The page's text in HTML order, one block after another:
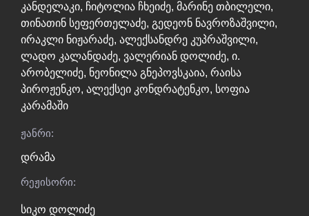
კანდელაკი, ჩიტოლია ჩხეიძე, მარინე თბილელი,
თინათინ სეფერთელაძე, გედეონ ნავროზაშვილი,
ირაკლი ნიჟარაძე, ალექსანდრე კუპრაშვილი,
ლადო კალანდაძე, ვალერიან დოლიძე, ი.
არობელიძე, ნეონილა გნეპოვსკაია, რაისა
პიროჟენკო, ალექსეი კონდრატენკო, სოფია
კარამაში
ჟანრი:
დრამა
რეჟისორი:
სიკო დოლიძე